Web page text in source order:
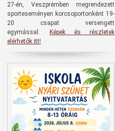
27-én, Veszprémben megrendezett
sporteseményen korcsoportonként 19-
20 csapat versengett
egymással.
Képek és részletek
elérhetők itt!